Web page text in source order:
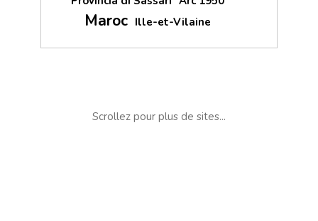
Maroc Ille-et-Vilaine
Scrollez pour plus de sites...